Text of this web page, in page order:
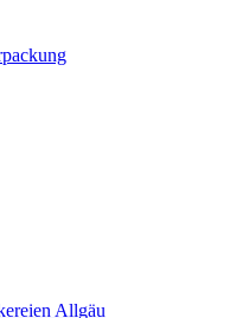
Allgäu